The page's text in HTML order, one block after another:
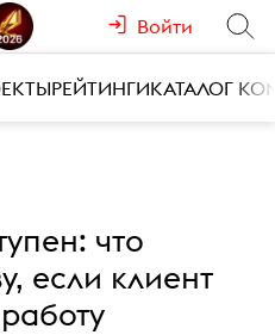
Войти
РЕЙТИНГИКАТАЛОГ
что
если клиент